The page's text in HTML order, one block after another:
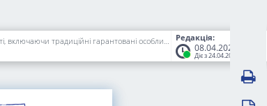
Редакція:
08.04.2026
Діє з 24.04.2026
Про особливості правової охорони географічних зазначень для сільськогосподарської продукції та харчових продуктів, захист прав та застосування схем якості, включаючи традиційні гарантовані особливості для сільськогосподарської продукції та харчових продуктів